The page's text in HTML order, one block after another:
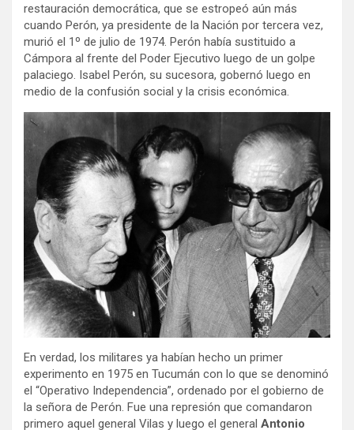
restauración democrática, que se estropeó aún más
cuando Perón, ya presidente de la Nación por tercera vez,
murió el 1º de julio de 1974. Perón había sustituido a
Cámpora al frente del Poder Ejecutivo luego de un golpe
palaciego. Isabel Perón, su sucesora, gobernó luego en
medio de la confusión social y la crisis económica.
En verdad, los militares ya habían hecho un primer
experimento en 1975 en Tucumán con lo que se denominó
el “Operativo Independencia”, ordenado por el gobierno de
la señora de Perón. Fue una represión que comandaron
primero aquel general Vilas y luego el general Antonio